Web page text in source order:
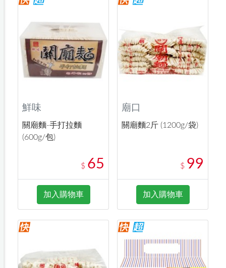
鮮味
關廟麵-手打拉麵
(600g/包)
$ 65
加入購物車
廟口
關廟麵2斤 (1200g/袋)
$ 99
加入購物車